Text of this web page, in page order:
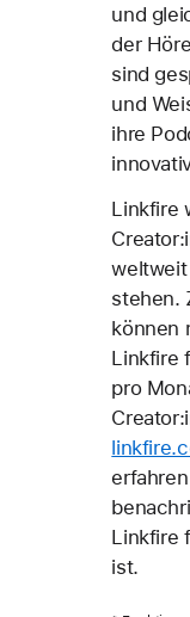
und
der
sind
und
ihre
Linkfire
stehen.
können
Linkfire
pro
Linkfire
ist.